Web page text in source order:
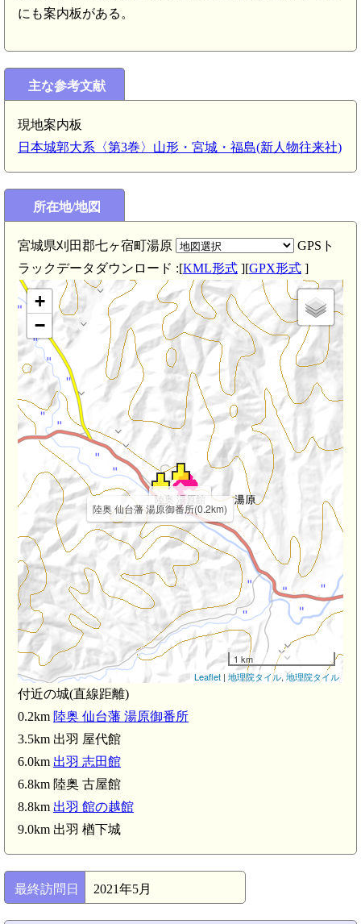
にも案内板がある。
主な参考文献
現地案内板
日本城郭大系〈第3巻〉山形・宮城・福島(新人物往来社)
所在地/地図
宮城県刈田郡七ヶ宿町湯原
GPSト
ラックデータダウンロード :[KML形式 ][GPX形式 ]
陸奥 湯原館
陸奥 仙台藩 湯原御番所(0.2km)
+
−
1 km
Leaflet | 地理院タイル,地理院タイル
付近の城(直線距離)
0.2km 陸奥 仙台藩 湯原御番所
3.5km 出羽 屋代館
6.0km 出羽 志田館
6.8km 陸奥 古屋館
8.8km 出羽 館の越館
9.0km 出羽 楢下城
最終訪問日 2021年5月